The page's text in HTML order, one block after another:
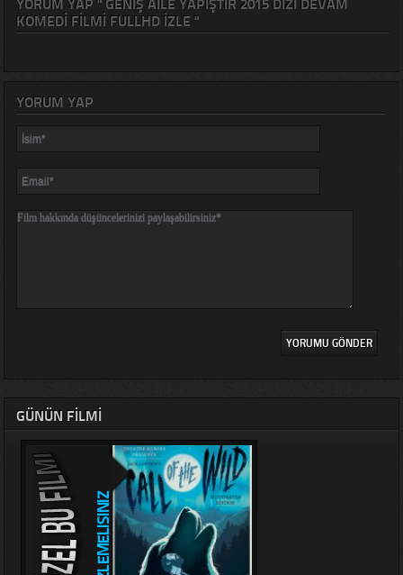
KOMEDI FILMI FULLHD IZLE "
YORUM YAP
GÜNÜN FILMI